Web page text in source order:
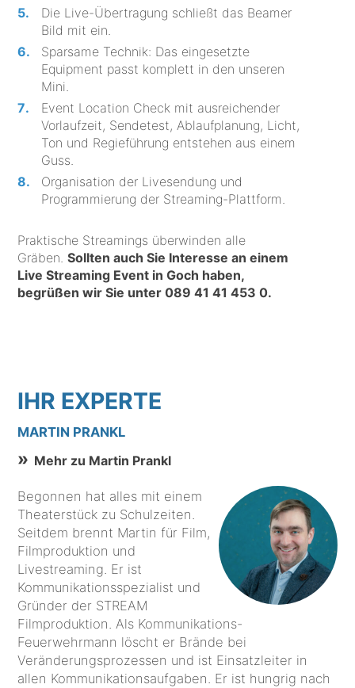
Die Live-Übertragung schließt das Beamer
Bild mit ein.
Sparsame Technik: Das eingesetzte
Equipment passt komplett in den unseren
Mini.
Event Location Check mit ausreichender
Vorlaufzeit, Sendetest, Ablaufplanung, Licht,
Ton und Regieführung entstehen aus einem
Guss.
Organisation der Livesendung und
Programmierung der Streaming-Plattform.
Praktische Streamings überwinden alle
Gräben.Sollten auch Sie Interesse an einem
Live Streaming Event in Goch haben,
begrüßen wir Sie unter089 41 41 453 0.
IHR EXPERTE
MARTIN PRANKL
Mehr zu Martin Prankl
Begonnen hat alles mit einem
Theaterstück zu Schulzeiten.
Seitdem brennt Martin für Film,
Filmproduktion und
Livestreaming. Er ist
Kommunikationsspezialist und
Gründer der STREAM
Filmproduktion. Als Kommunikations-
Feuerwehrmann löscht er Brände bei
Veränderungsprozessen und ist Einsatzleiter in
allen Kommunikationsaufgaben. Er ist hungrig nach